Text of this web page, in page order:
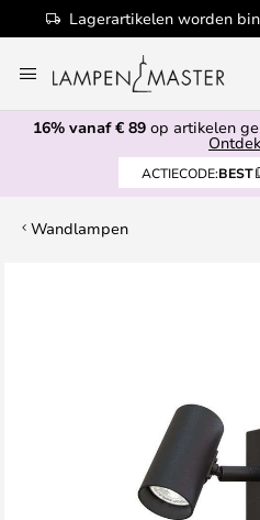
Lagerartikelen worden
naar
de
inhoud
16% vanaf € 89 op artikelen
ACTIECODE:BEST
Wandlampen